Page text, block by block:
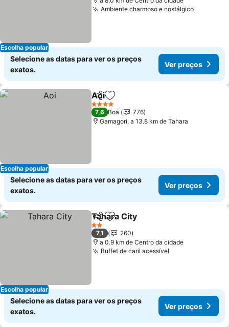
Escolha popular
Ambiente charmoso e nostálgico
Selecione as datas para ver os preços
exatos.
Ver preços
Escolha popular
PartilharAdicionar aos favoritos
Aoi
4 Estrelas
7,6 Boa
776
Gamagori, a 13.8 km de Tahara
Selecione as datas para ver os preços
exatos.
Ver preços
Escolha popular
PartilharAdicionar aos favoritos
Tahara City
2 Estrelas
7,1
260
a 0.9 km de Centro da cidade
Buffet de caril acessível
Selecione as datas para ver os preços
exatos.
Ver preços